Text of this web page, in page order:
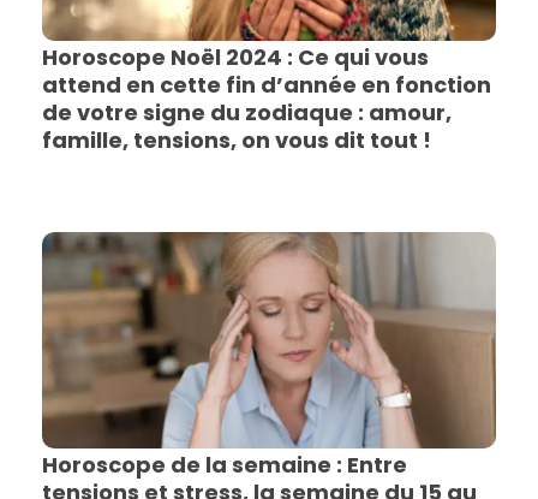
Horoscope Noël 2024 : Ce qui vous
attend en cette fin d’année en fonction
de votre signe du zodiaque : amour,
famille, tensions, on vous dit tout !
Horoscope de la semaine : Entre
tensions et stress, la semaine du 15 au